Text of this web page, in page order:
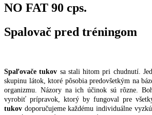
NO FAT 90 cps.
Spalovač pred tréningom
Spaľovače tukov sa stali hitom pri chudnutí.
skupinu látok, ktoré pôsobia predovšetkým na
organizmu. Názory na ich účinok sú rôzne.
vyrobiť prípravok, ktorý by fungoval pre
tukov doporučujeme každému individuálne